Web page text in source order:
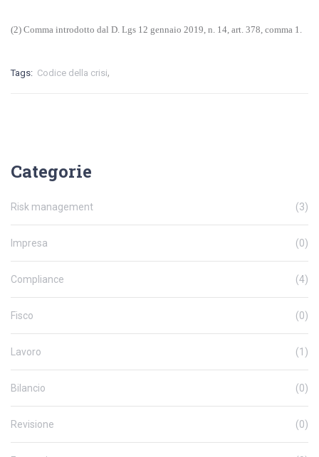
(2) Comma introdotto dal D. Lgs 12 gennaio 2019, n. 14, art. 378, comma 1.
Tags: Codice della crisi,
Categorie
Risk management (3)
Impresa (0)
Compliance (4)
Fisco (0)
Lavoro (1)
Bilancio (0)
Revisione (0)